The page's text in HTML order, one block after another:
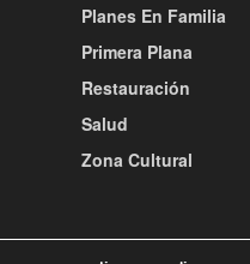
Planes En Familia
Primera Plana
Restauración
Salud
Zona Cultural